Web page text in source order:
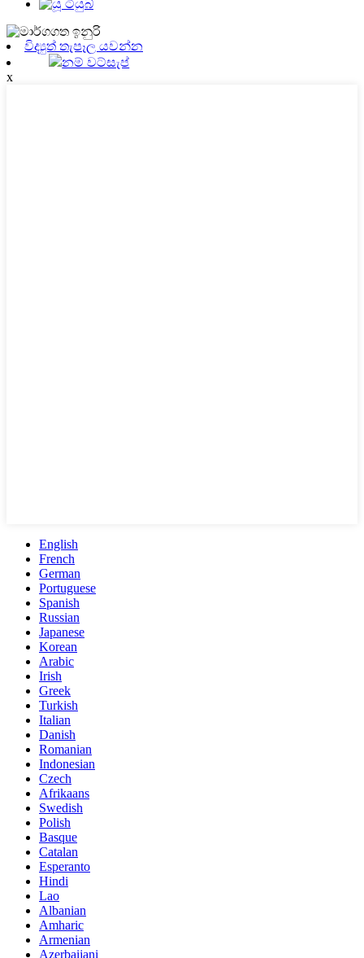
විද්‍යුත් තැපෑල යවන්න
නම් වට්සැප්
x
English
French
German
Portuguese
Spanish
Russian
Japanese
Korean
Arabic
Irish
Greek
Turkish
Italian
Danish
Romanian
Indonesian
Czech
Afrikaans
Swedish
Polish
Basque
Catalan
Esperanto
Hindi
Lao
Albanian
Amharic
Armenian
Azerbaijani